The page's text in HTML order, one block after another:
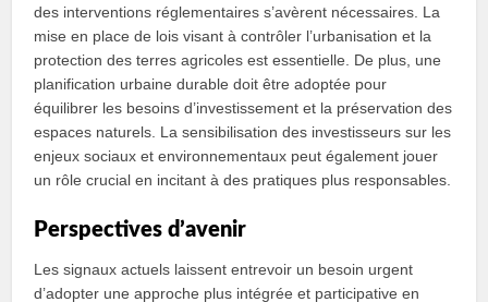
des interventions réglementaires s’avèrent nécessaires. La
mise en place de lois visant à contrôler l’urbanisation et la
protection des terres agricoles est essentielle. De plus, une
planification urbaine durable doit être adoptée pour
équilibrer les besoins d’investissement et la préservation des
espaces naturels. La sensibilisation des investisseurs sur les
enjeux sociaux et environnementaux peut également jouer
un rôle crucial en incitant à des pratiques plus responsables.
Perspectives d’avenir
Les signaux actuels laissent entrevoir un besoin urgent
d’adopter une approche plus intégrée et participative en